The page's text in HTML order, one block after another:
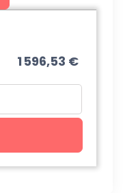
1 596,53 €